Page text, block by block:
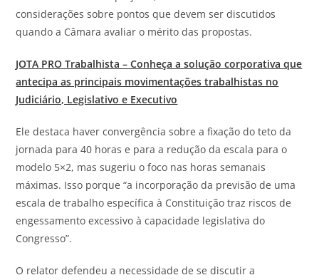
considerações sobre pontos que devem ser discutidos
quando a Câmara avaliar o mérito das propostas.
JOTA PRO Trabalhista – Conheça a solução corporativa que
antecipa as principais movimentações trabalhistas no
Judiciário, Legislativo e Executivo
Ele destaca haver convergência sobre a fixação do teto da
jornada para 40 horas e para a redução da escala para o
modelo 5×2, mas sugeriu o foco nas horas semanais
máximas. Isso porque “a incorporação da previsão de uma
escala de trabalho específica à Constituição traz riscos de
engessamento excessivo à capacidade legislativa do
Congresso”.
O relator defendeu a necessidade de se discutir a